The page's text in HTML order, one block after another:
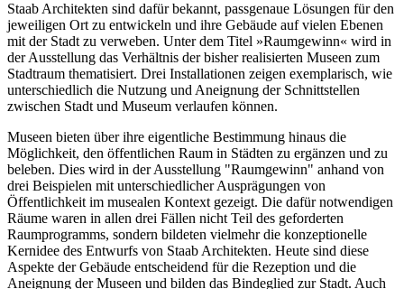
Staab Architekten sind dafür bekannt, passgenaue Lösungen für den
jeweiligen Ort zu entwickeln und ihre Gebäude auf vielen Ebenen
mit der Stadt zu verweben. Unter dem Titel »Raumgewinn« wird in
der Ausstellung das Verhältnis der bisher realisierten Museen zum
Stadtraum thematisiert. Drei Installationen zeigen exemplarisch, wie
unterschiedlich die Nutzung und Aneignung der Schnittstellen
zwischen Stadt und Museum verlaufen können.
Museen bieten über ihre eigentliche Bestimmung hinaus die
Möglichkeit, den öffentlichen Raum in Städten zu ergänzen und zu
beleben. Dies wird in der Ausstellung "Raumgewinn" anhand von
drei Beispielen mit unterschiedlicher Ausprägungen von
Öffentlichkeit im musealen Kontext gezeigt. Die dafür notwendigen
Räume waren in allen drei Fällen nicht Teil des geforderten
Raumprogramms, sondern bildeten vielmehr die konzeptionelle
Kernidee des Entwurfs von Staab Architekten. Heute sind diese
Aspekte der Gebäude entscheidend für die Rezeption und die
Aneignung der Museen und bilden das Bindeglied zur Stadt. Auch